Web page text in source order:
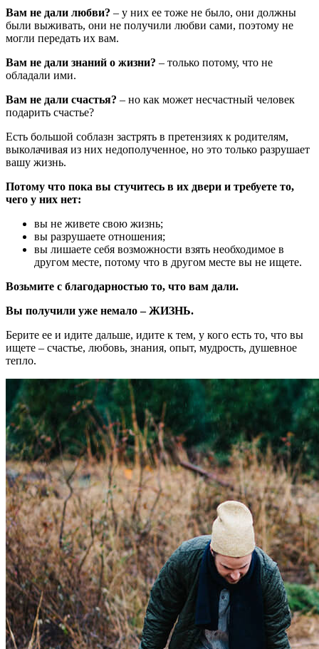
Вам не дали любви? – у них ее тоже не было, они должны
были выживать, они не получили любви сами, поэтому не
могли передать их вам.
Вам не дали знаний о жизни? – только потому, что не
обладали ими.
Вам не дали счастья? – но как может несчастный человек
подарить счастье?
Есть большой соблазн застрять в претензиях к родителям,
выколачивая из них недополученное, но это только разрушает
вашу жизнь.
Потому что пока вы стучитесь в их двери и требуете то,
чего у них нет:
вы не живете свою жизнь;
вы разрушаете отношения;
вы лишаете себя возможности взять необходимое в
другом месте, потому что в другом месте вы не ищете.
Возьмите с благодарностью то, что вам дали.
Вы получили уже немало – ЖИЗНЬ.
Берите ее и идите дальше, идите к тем, у кого есть то, что вы
ищете – счастье, любовь, знания, опыт, мудрость, душевное
тепло.